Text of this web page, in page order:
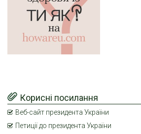
Корисні посилання
Веб-сайт президента України
Петиції до президента України